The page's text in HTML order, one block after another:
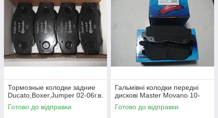
Тормозные колодки задние
Ducato,Boxer,Jumper 02-06г.в.
Готово до відправки
Гальмівні колодки передні
дискові Master Movano 10-
Готово до відправки